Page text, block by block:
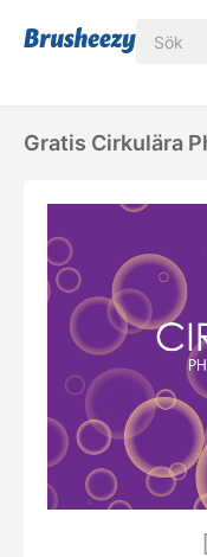
Gratis Cirkulära